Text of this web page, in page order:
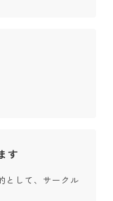
す
として、サークル